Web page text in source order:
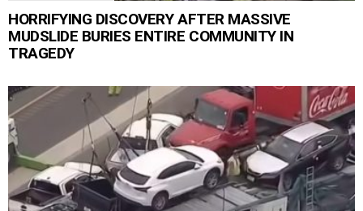
HORRIFYING DISCOVERY AFTER MASSIVE
MUDSLIDE BURIES ENTIRE COMMUNITY IN
TRAGEDY